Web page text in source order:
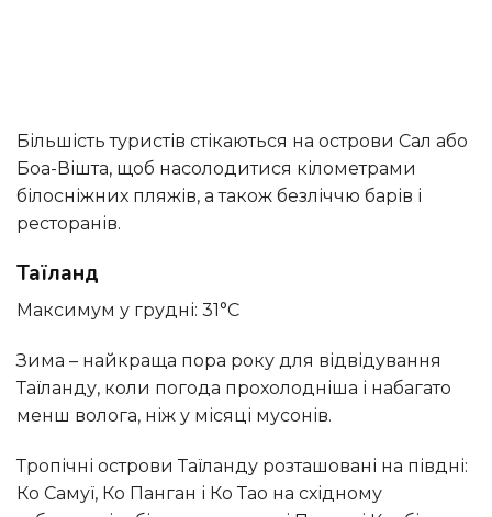
Більшість туристів стікаються на острови Сал або
Боа-Вішта, щоб насолодитися кілометрами
білосніжних пляжів, а також безліччю барів і
ресторанів.
Таїланд
Максимум у грудні: 31°C
Зима – найкраща пора року для відвідування
Таїланду, коли погода прохолодніша і набагато
менш волога, ніж у місяці мусонів.
Тропічні острови Таїланду розташовані на півдні:
Ко Самуї, Ко Панган і Ко Тао на східному